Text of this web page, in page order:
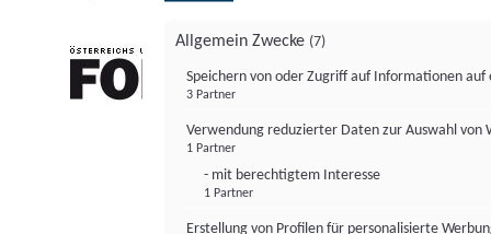
Allgemein Zwecke (7)
Speichern von oder Zugriff auf Informationen auf
3 Partner
Verwendung reduzierter Daten zur Auswahl von
1 Partner
- mit berechtigtem Interesse
1 Partner
Erstellung von Profilen für personalisierte
FONDS professionell